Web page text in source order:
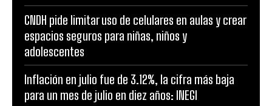
CNDH pide limitar uso de celulares en aulas y crear
espacios seguros para niñas, niños y
adolescentes
Inflación en julio fue de 3.12%, la cifra más baja
para un mes de julio en diez años: INEGI